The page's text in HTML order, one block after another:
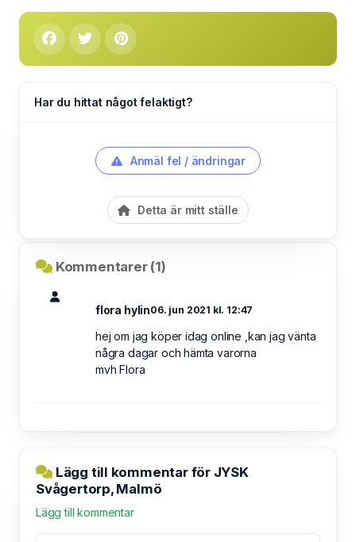
Har du hittat något felaktigt?
Anmäl fel / ändringar
Detta är mitt ställe
Kommentarer (1)
flora hylin06. jun 2021 kl. 12:47
hej om jag köper idag online ,kan jag vänta
några dagar och hämta varorna
mvh Flora
Lägg till kommentar för JYSK
Svågertorp, Malmö
Lägg till kommentar